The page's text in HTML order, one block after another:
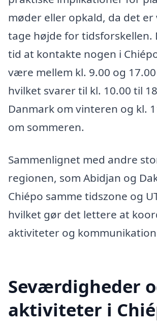
møder eller opkald, da det
tage højde for tidsforskellen.
tid at kontakte nogen i
være mellem kl. 9.00 og
hvilket svarer til kl. 10.00 til
Danmark om vinteren og kl.
om sommeren.
Sammenlignet med andre
regionen, som Abidjan og
Chiépo samme tidszone og
hvilket gør det lettere at
aktiviteter og
Seværdigheder
aktiviteter i